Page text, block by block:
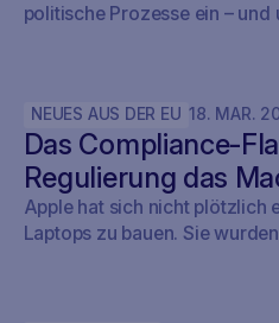
politische Prozesse ein –
NEUES AUS DER EU 18. MAR.
Das Compliance-
Regulierung das
Apple hat sich nicht plötzlich
Laptops zu bauen. Sie